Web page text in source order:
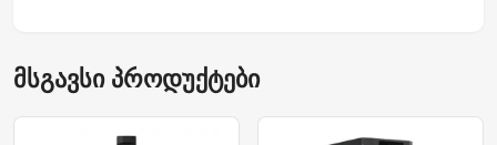
მსგავსი პროდუქტები